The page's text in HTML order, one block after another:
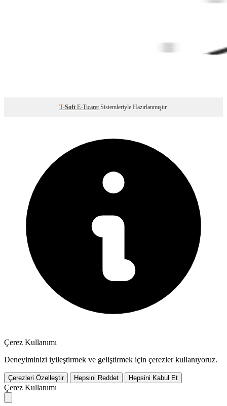
T-Soft E-Ticaret Sistemleriyle Hazırlanmıştır.
Çerez Kullanımı
Deneyiminizi iyileştirmek ve geliştirmek için çerezler kullanıyoruz.
Çerezleri Özelleştir Hepsini Reddet Hepsini Kabul Et
Çerez Kullanımı